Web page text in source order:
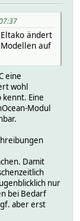
state stop
teach 4BS
ändert
auf
eine
wohl
kennt. Eine
Modul
Damit
nur
bei Bedarf
aber erst